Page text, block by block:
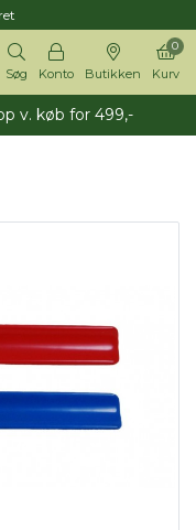
Søg Konto Butikken Kurv
0
v. køb for 499,-